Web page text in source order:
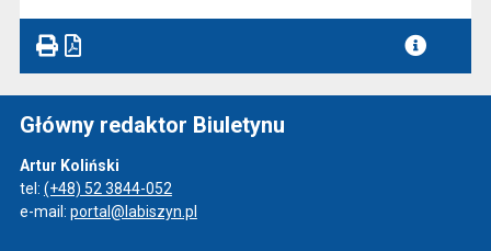
Główny redaktor Biuletynu
Artur Koliński
tel: (+48) 52 3844-052
e-mail: portal@labiszyn.pl